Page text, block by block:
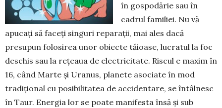
în gospodărie sau în
cadrul familiei. Nu vă
apucați să faceți singuri reparații, mai ales dacă
presupun fo­lo­sirea unor obiecte tăioase, lucratul la foc
deschis sau la rețeaua de electricitate. Riscul e maxim în
16, când Marte și Uranus, planete asociate în mod
tradițional cu posibilitatea de accidentare, se întâlnesc
în Taur. Energia lor se poate manifesta însă și sub